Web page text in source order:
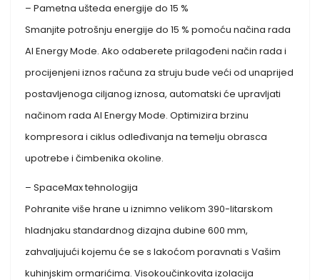
– Pametna ušteda energije do 15 %
Smanjite potrošnju energije do 15 % pomoću načina rada
AI Energy Mode. Ako odaberete prilagođeni način rada i
procijenjeni iznos računa za struju bude veći od unaprijed
postavljenoga ciljanog iznosa, automatski će upravljati
načinom rada AI Energy Mode. Optimizira brzinu
kompresora i ciklus odleđivanja na temelju obrasca
upotrebe i čimbenika okoline.
– SpaceMax tehnologija
Pohranite više hrane u iznimno velikom 390-litarskom
hladnjaku standardnog dizajna dubine 600 mm,
zahvaljujući kojemu će se s lakoćom poravnati s Vašim
kuhinjskim ormarićima. Visokoučinkovita izolacija